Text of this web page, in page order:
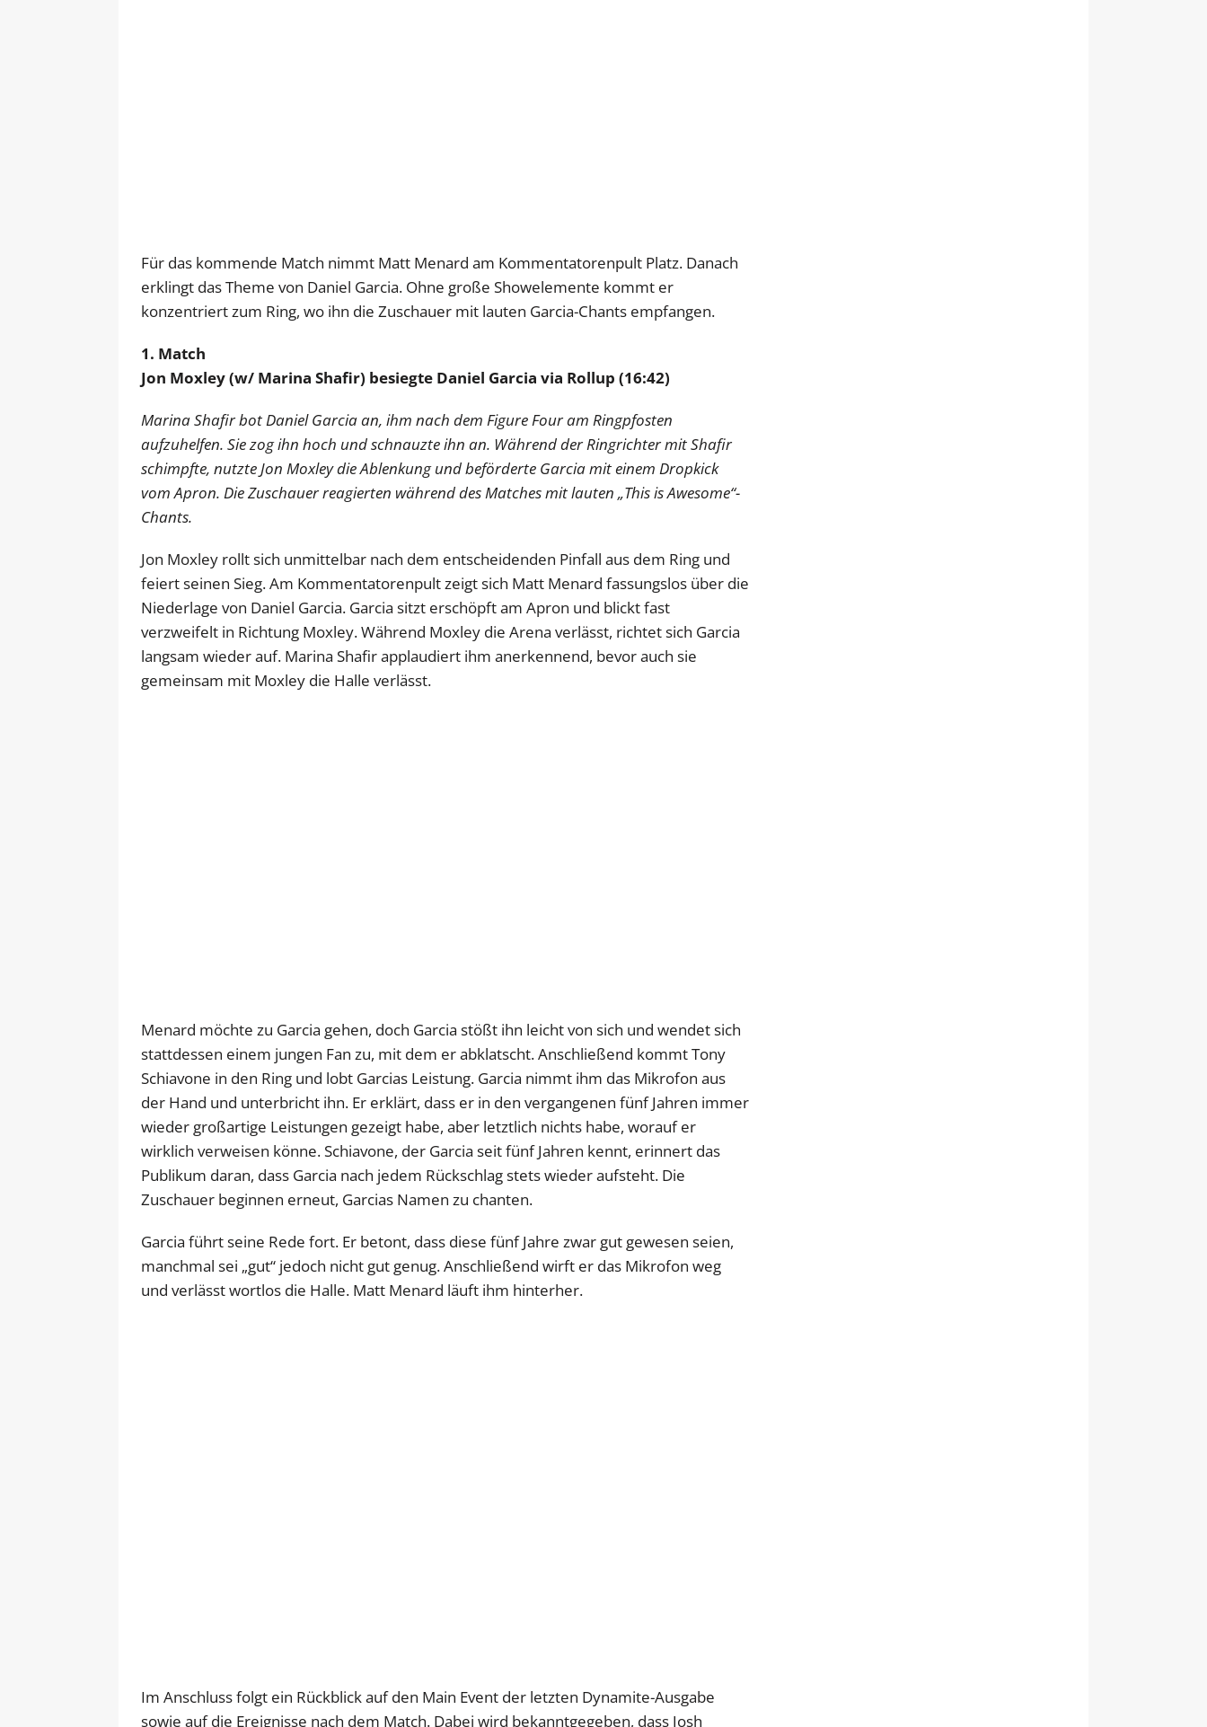
Für das kommende Match nimmt Matt Menard am Kommentatorenpult Platz. Danach
erklingt das Theme von Daniel Garcia. Ohne große Showelemente kommt er
konzentriert zum Ring, wo ihn die Zuschauer mit lauten Garcia-Chants empfangen.
1. Match
Jon Moxley (w/ Marina Shafir) besiegte Daniel Garcia via Rollup (16:42)
Marina Shafir bot Daniel Garcia an, ihm nach dem Figure Four am Ringpfosten
aufzuhelfen. Sie zog ihn hoch und schnauzte ihn an. Während der Ringrichter mit Shafir
schimpfte, nutzte Jon Moxley die Ablenkung und beförderte Garcia mit einem Dropkick
vom Apron. Die Zuschauer reagierten während des Matches mit lauten „This is Awesome“-
Chants.
Jon Moxley rollt sich unmittelbar nach dem entscheidenden Pinfall aus dem Ring und
feiert seinen Sieg. Am Kommentatorenpult zeigt sich Matt Menard fassungslos über die
Niederlage von Daniel Garcia. Garcia sitzt erschöpft am Apron und blickt fast
verzweifelt in Richtung Moxley. Während Moxley die Arena verlässt, richtet sich Garcia
langsam wieder auf. Marina Shafir applaudiert ihm anerkennend, bevor auch sie
gemeinsam mit Moxley die Halle verlässt.
Menard möchte zu Garcia gehen, doch Garcia stößt ihn leicht von sich und wendet sich
stattdessen einem jungen Fan zu, mit dem er abklatscht. Anschließend kommt Tony
Schiavone in den Ring und lobt Garcias Leistung. Garcia nimmt ihm das Mikrofon aus
der Hand und unterbricht ihn. Er erklärt, dass er in den vergangenen fünf Jahren immer
wieder großartige Leistungen gezeigt habe, aber letztlich nichts habe, worauf er
wirklich verweisen könne. Schiavone, der Garcia seit fünf Jahren kennt, erinnert das
Publikum daran, dass Garcia nach jedem Rückschlag stets wieder aufsteht. Die
Zuschauer beginnen erneut, Garcias Namen zu chanten.
Garcia führt seine Rede fort. Er betont, dass diese fünf Jahre zwar gut gewesen seien,
manchmal sei „gut“ jedoch nicht gut genug. Anschließend wirft er das Mikrofon weg
und verlässt wortlos die Halle. Matt Menard läuft ihm hinterher.
Im Anschluss folgt ein Rückblick auf den Main Event der letzten Dynamite-Ausgabe
sowie auf die Ereignisse nach dem Match. Dabei wird bekanntgegeben, dass Josh